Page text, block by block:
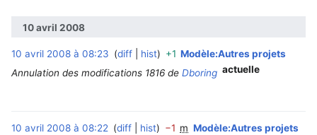
10 avril 2008
10 avril 2008 à 08:23 diff hist +1 Modèle:Autres projets
Annulation des modifications 1816 de Dboring actuelle
10 avril 2008 à 08:22 diff hist −1 m Modèle:Autres projets